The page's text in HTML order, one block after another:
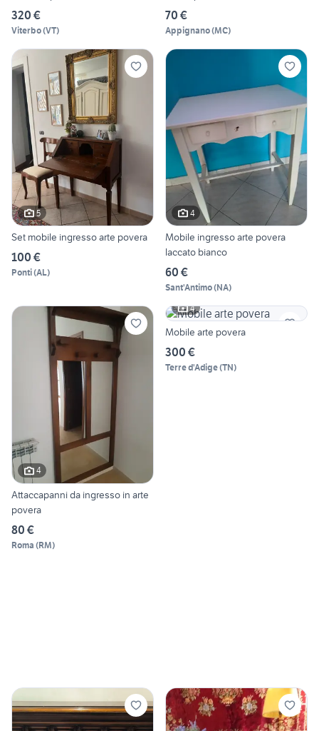
320 €
Viterbo(VT)
70 €
Appignano(MC)
5
Set mobile ingresso arte povera
100 €
Ponti(AL)
4
Mobile ingresso arte povera
laccato bianco
60 €
Sant'Antimo(NA)
4
Attaccapanni da ingresso in arte
povera
80 €
Roma (RM)
4
Mobile arte povera
300 €
Terre d'Adige(TN)